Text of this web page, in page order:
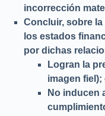
incorrección
Concluir, sobre
los estados
por dichas
Logran la
imagen fiel);
No inducen